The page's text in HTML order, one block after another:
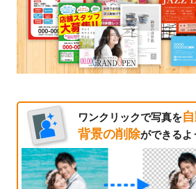
ワンクリックで写真を
背景の削除ができるよ